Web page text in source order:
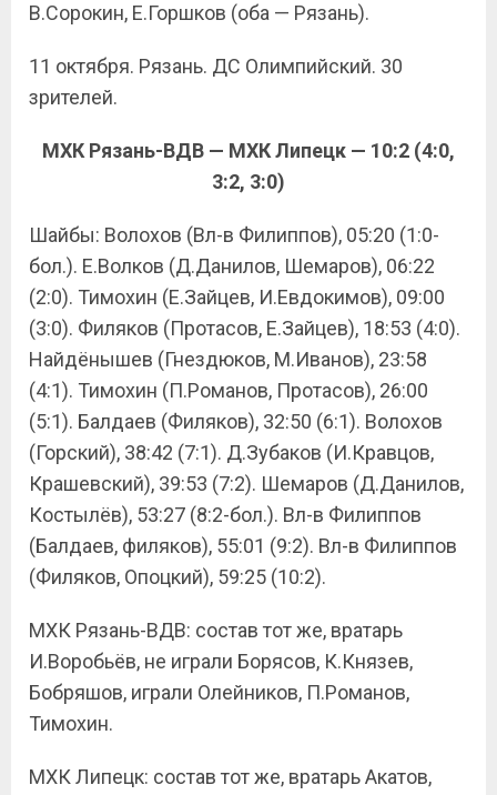
В.Сорокин, Е.Горшков (оба — Рязань).
11 октября. Рязань. ДС Олимпийский. 30
зрителей.
МХК Рязань-ВДВ — МХК Липецк — 10:2 (4:0,
3:2, 3:0)
Шайбы: Волохов (Вл-в Филиппов), 05:20 (1:0-
бол.). Е.Волков (Д.Данилов, Шемаров), 06:22
(2:0). Тимохин (Е.Зайцев, И.Евдокимов), 09:00
(3:0). Филяков (Протасов, Е.Зайцев), 18:53 (4:0).
Найдёнышев (Гнездюков, М.Иванов), 23:58
(4:1). Тимохин (П.Романов, Протасов), 26:00
(5:1). Балдаев (Филяков), 32:50 (6:1). Волохов
(Горский), 38:42 (7:1). Д.Зубаков (И.Кравцов,
Крашевский), 39:53 (7:2). Шемаров (Д.Данилов,
Костылёв), 53:27 (8:2-бол.). Вл-в Филиппов
(Балдаев, филяков), 55:01 (9:2). Вл-в Филиппов
(Филяков, Опоцкий), 59:25 (10:2).
МХК Рязань-ВДВ: состав тот же, вратарь
И.Воробьёв, не играли Борясов, К.Князев,
Бобряшов, играли Олейников, П.Романов,
Тимохин.
МХК Липецк: состав тот же, вратарь Акатов,